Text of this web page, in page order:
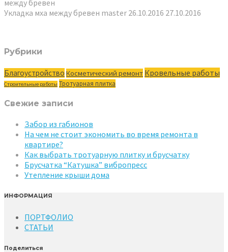
между бревен
Укладка мха между бревен master 26.10.2016 27.10.2016
Рубрики
Благоустройство Косметический ремонт Кровельные работы
Строительные работы Тротуарная плитка
Свежие записи
Забор из габионов
На чем не стоит экономить во время ремонта в
квартире?
Как выбрать тротуарную плитку и брусчатку
Брусчатка “Катушка” вибропресс
Утепление крыши дома
ИНФОРМАЦИЯ
ПОРТФОЛИО
СТАТЬИ
Поделиться